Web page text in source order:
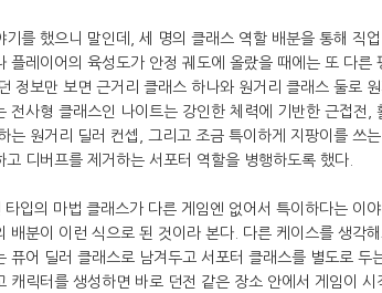
기를 했으니 말인데, 세 명의 클래스 역할 배분을 통해 직
플레이어의 육성도가 안정 궤도에 올랐을 때에는 또 다른
정보만 보면 근거리 클래스 하나와 원거리 클래스 둘로
전사형 클래스인 나이트는 강인한 체력에 기반한 근접전,
는 원거리 딜러 컨셉, 그리고 조금 특이하게 지팡이를 쓰
고 디버프를 제거하는 서포터 역할을 병행하도록 했다.
타입의 마법 클래스가 다른 게임엔 없어서 특이하다는 이
배분이 이런 식으로 된 것이라 본다. 다른 케이스를 생각
퓨어 딜러 클래스로 남겨두고 서포터 클래스를 별도로 두
캐릭터를 생성하면 바로 던전 같은 장소 안에서 게임이